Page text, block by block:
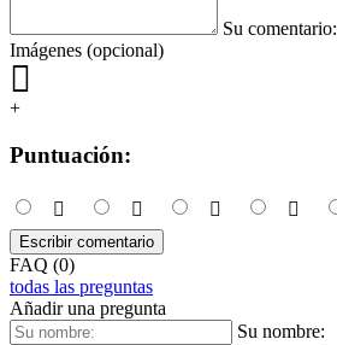
Su comentario:
Imágenes (opcional)
+
Puntuación:
Escribir comentario
FAQ (0)
todas las preguntas
Añadir una pregunta
Su nombre: